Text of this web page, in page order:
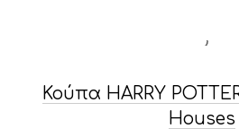
Κούπα HARRY
Houses